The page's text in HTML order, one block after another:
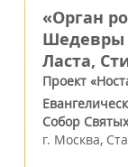
«Орган
Шедевры
Ласта,
Проект
Собор
г. Москва,